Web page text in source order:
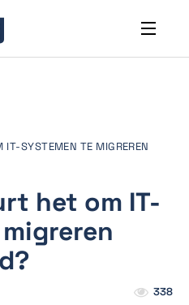
IT-SYSTEMEN TE MIGREREN
het om IT-
338